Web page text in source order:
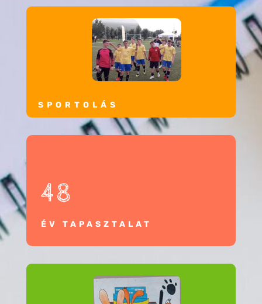
SPORTOLÁS
48
ÉV TAPASZTALAT